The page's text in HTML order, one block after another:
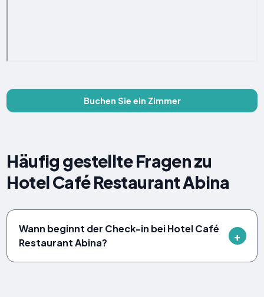
Buchen Sie ein Zimmer
Häufig gestellte Fragen zu
Hotel Café Restaurant Abina
Wann beginnt der Check-in bei Hotel Café
Restaurant Abina?